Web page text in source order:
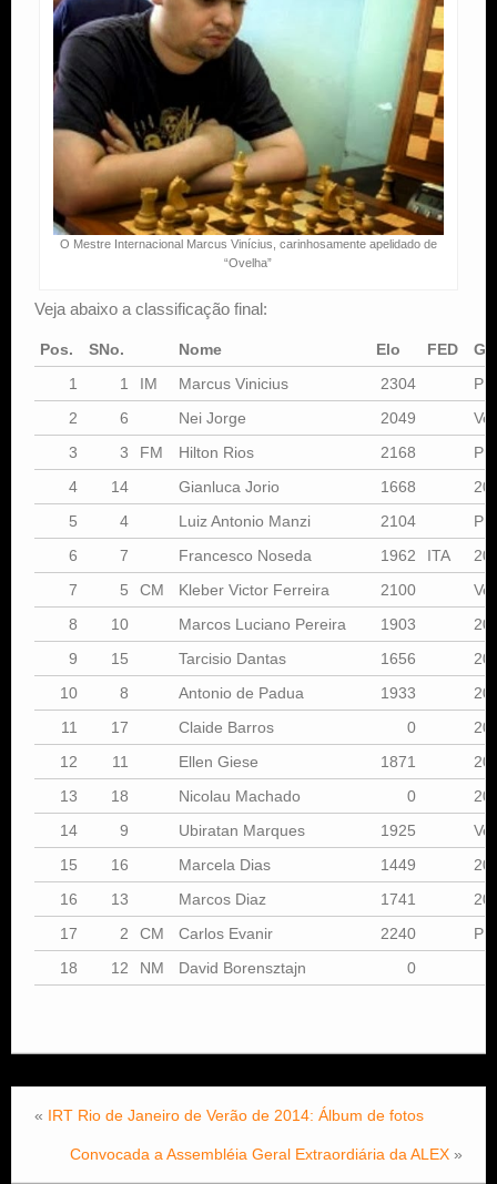
O Mestre Internacional Marcus Vinícius, carinhosamente apelidado de
“Ovelha”
Veja abaixo a classificação final:
Pos. SNo. Nome Elo FED
1
1 IM Marcus Vinicius 2304
2
6 Nei Jorge 2049
Vet
3
3 FM Hilton Rios 2168
4
14 Gianluca Jorio 1668
5
4 Luiz Antonio Manzi 2104
6
7 Francesco Noseda 1962 ITA
7
5 CM Kleber Victor Ferreira 2100
Vet
8
10 Marcos Luciano Pereira 1903
9
15 Tarcisio Dantas 1656
10
8 Antonio de Padua 1933
11
17 Claide Barros 0
12
11 Ellen Giese 1871
13
18 Nicolau Machado 0
14
9 Ubiratan Marques 1925
Vet
15
16 Marcela Dias 1449
16
13 Marcos Diaz 1741
17
2 CM Carlos Evanir 2240
18
12 NM David Borensztajn 0
« IRT Rio de Janeiro de Verão de 2014: Álbum de fotos
Convocada a Assembléia Geral Extraordiária da ALEX »